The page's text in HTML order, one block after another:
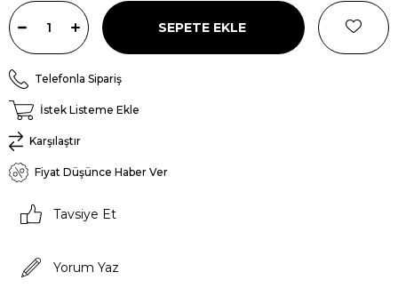
Telefonla Sipariş
İstek Listeme Ekle
Karşılaştır
Fiyat Düşünce Haber Ver
Tavsiye Et
Yorum Yaz